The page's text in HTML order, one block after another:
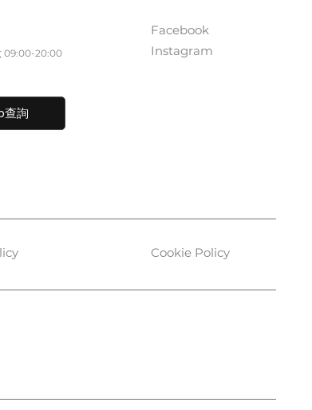
09:00-20:00
查詢
Facebook
Instagram
Cookie Policy